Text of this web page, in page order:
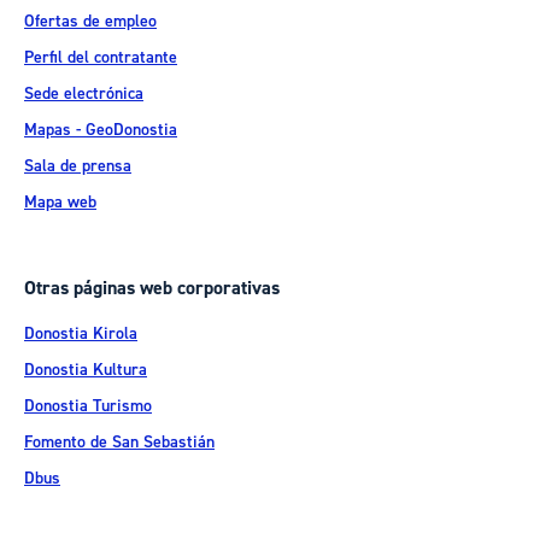
Ofertas de empleo
Perfil del contratante
Sede electrónica
Mapas - GeoDonostia
Sala de prensa
Mapa web
Otras páginas web corporativas
Donostia Kirola
Donostia Kultura
Donostia Turismo
Fomento de San Sebastián
Dbus